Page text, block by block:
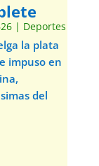
| Deportes
la plata
impuso en
del